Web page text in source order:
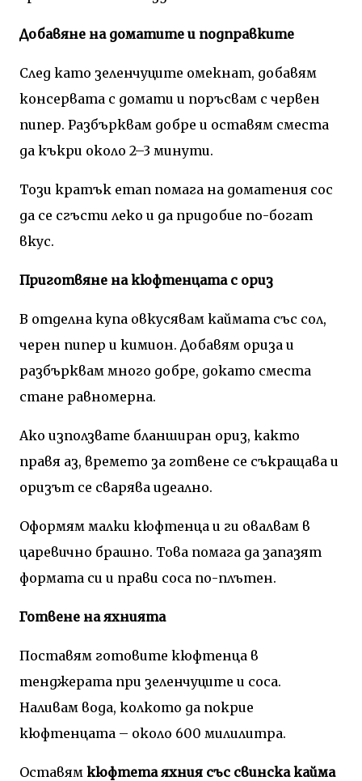
Добавяне на доматите и подправките
След като зеленчуците омекнат, добавям
консервата с домати и поръсвам с червен
пипер. Разбърквам добре и оставям сместа
да къкри около 2–3 минути.
Този кратък етап помага на доматения сос
да се сгъсти леко и да придобие по-богат
вкус.
Приготвяне на кюфтенцата с ориз
В отделна купа овкусявам каймата със сол,
черен пипер и кимион. Добавям ориза и
разбърквам много добре, докато сместа
стане равномерна.
Ако използвате бланширан ориз, както
правя аз, времето за готвене се съкращава и
оризът се сварява идеално.
Оформям малки кюфтенца и ги овалвам в
царевично брашно. Това помага да запазят
формата си и прави соса по-плътен.
Готвене на яхнията
Поставям готовите кюфтенца в
тенджерата при зеленчуците и соса.
Наливам вода, колкото да покрие
кюфтенцата – около 600 милилитра.
Оставям кюфтета яхния със свинска кайма